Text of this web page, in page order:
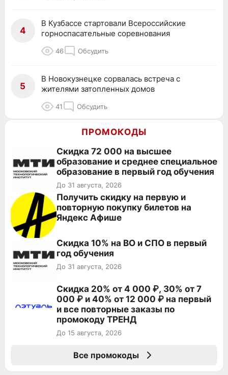
4
В Кузбассе стартовали Всероссийские
горноспасательные соревнования
46 Обсудить
5
В Новокузнецке сорвалась встреча с
жителями затопленных домов
41 Обсудить
ПРОМОКОДЫ
Скидка 72 000 на высшее
образование и среднее специальное
образование в первый год обучения
До 31 августа, 2026
Получить скидку на первую и
повторную покупку билетов на
Яндекс Афише
Скидка 10% на ВО и СПО в первый
год обучения
До 31 августа, 2026
Скидка 20% от 4 000 ₽, 30% от 7
000 ₽ и 40% от 12 000 ₽ на первый
и все повторные заказы по
промокоду ТРЕНД
До 15 августа, 2026
Все промокоды